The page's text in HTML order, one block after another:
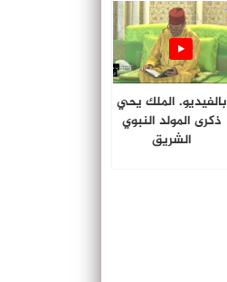
بالفيديو. الملك يحي
ذكرى المولد النبوي
الشريق